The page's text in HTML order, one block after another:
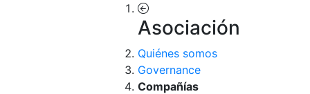
Asociación
Quiénes somos
Governance
Compañías